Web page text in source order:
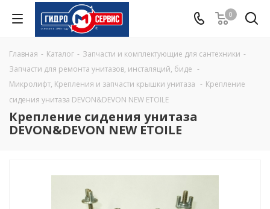
0
Главная - Каталог - Запчасти и комплектующие для сантехники -
Запчасти для ремонта унитазов, инсталяций, биде -
Микролифт, Крепления и запчасти крышки унитаза - Крепление
сидения унитаза DEVON&DEVON NEW ETOILE
Крепление сидения унитаза
DEVON&DEVON NEW ETOILE